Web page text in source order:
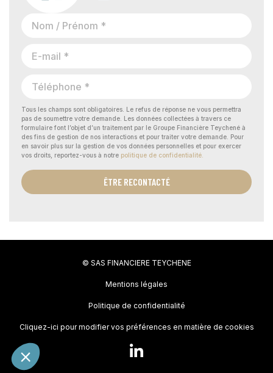
Tous les champs sont obligatoires. Le refus de réponse ne vous permettra
pas de soumettre votre demande. Les données collectées à travers ce
formulaire font l’objet d’un traitement par le Groupe Financière Teychené à
des fins de gestion de nos interactions et pour traiter votre demande. Pour
en savoir plus sur la gestion de vos données personnelles et pour exercer
vos droits, reportez-vous à notre politique de confidentialité.
ÊTRE RECONTACTÉ
© SAS FINANCIERE TEYCHENE
Mentions légales
Politique de confidentialité
Cliquez-ici pour modifier vos préférences en matière de cookies